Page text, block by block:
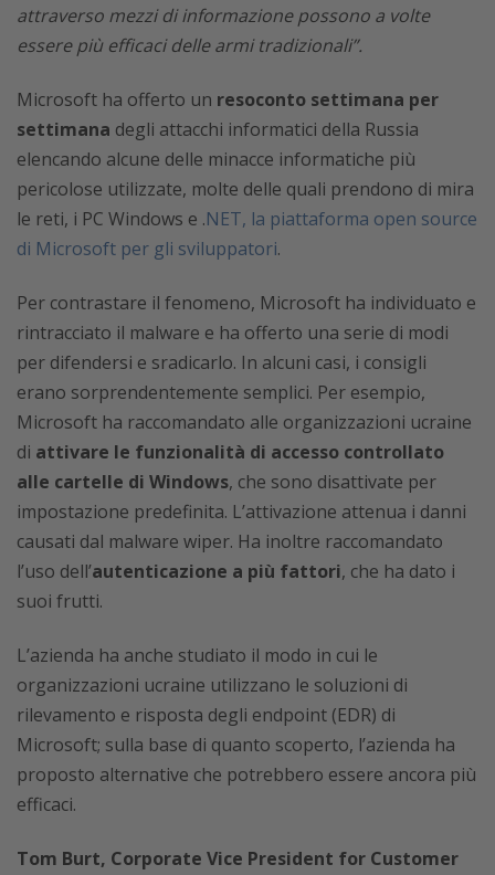
attraverso mezzi di informazione possono a volte
essere più efficaci delle armi tradizionali”.
Microsoft ha offerto un resoconto settimana per
settimana degli attacchi informatici della Russia
elencando alcune delle minacce informatiche più
pericolose utilizzate, molte delle quali prendono di mira
le reti, i PC Windows e .NET, la piattaforma open source
di Microsoft per gli sviluppatori.
Per contrastare il fenomeno, Microsoft ha individuato e
rintracciato il malware e ha offerto una serie di modi
per difendersi e sradicarlo. In alcuni casi, i consigli
erano sorprendentemente semplici. Per esempio,
Microsoft ha raccomandato alle organizzazioni ucraine
di attivare le funzionalità di accesso controllato
alle cartelle di Windows, che sono disattivate per
impostazione predefinita. L’attivazione attenua i danni
causati dal malware wiper. Ha inoltre raccomandato
l’uso dell’autenticazione a più fattori, che ha dato i
suoi frutti.
L’azienda ha anche studiato il modo in cui le
organizzazioni ucraine utilizzano le soluzioni di
rilevamento e risposta degli endpoint (EDR) di
Microsoft; sulla base di quanto scoperto, l’azienda ha
proposto alternative che potrebbero essere ancora più
efficaci.
Tom Burt, Corporate Vice President for Customer